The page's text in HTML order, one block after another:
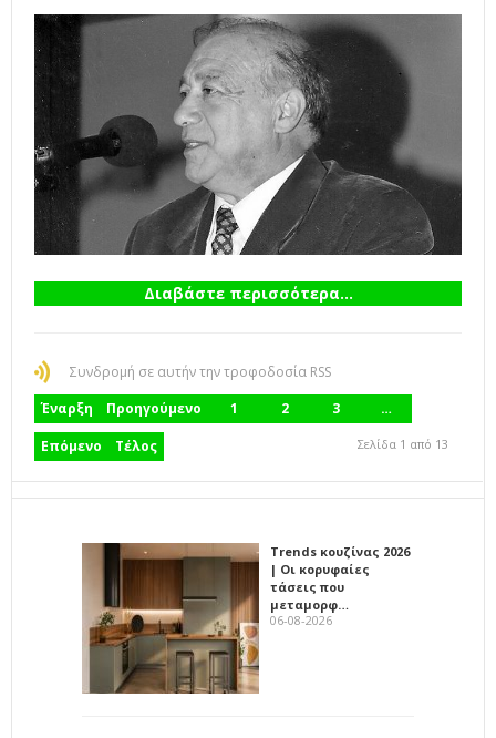
Διαβάστε περισσότερα...
Συνδρομή σε αυτήν την τροφοδοσία RSS
Έναρξη
Προηγούμενο 1 2 3
…
Επόμενο
Τέλος Σελίδα 1 από 13
Trends κουζίνας 2026
| Οι κορυφαίες
τάσεις που
μεταμορφ…
06-08-2026